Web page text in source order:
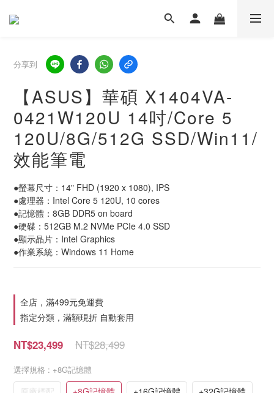
分享到
【ASUS】華碩 X1404VA-
0421W120U 14吋/Core 5
120U/8G/512G SSD/Win11/
效能筆電
●螢幕尺寸：14" FHD (1920 x 1080), IPS
●處理器：Intel Core 5 120U, 10 cores
●記憶體：8GB DDR5 on board
●硬碟：512GB M.2 NVMe PCIe 4.0 SSD
●顯示晶片：Intel Graphics
●作業系統：Windows 11 Home
全店，滿499元免運費
指定分類，滿額現折 自動套用
NT$28,499
NT$23,499
選擇規格 : +8G記憶體